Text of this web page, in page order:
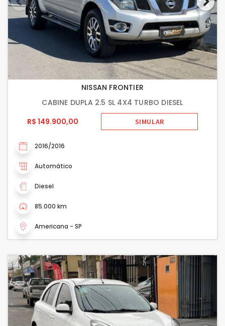
NISSAN FRONTIER
CABINE DUPLA 2.5 SL 4X4 TURBO DIESEL
R$ 149.900,00
SIMULAR
2016/2016
Automático
Diesel
85.000 km
Americana - SP